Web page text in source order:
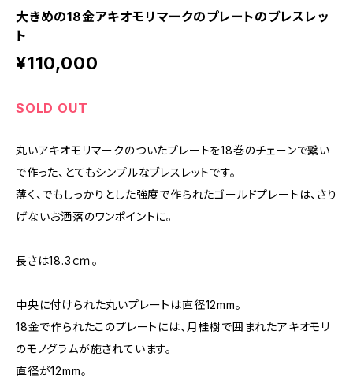
大きめの18金アキオモリマークのプレートのブレスレッ
ト
¥110,000
SOLD OUT
丸いアキオモリマークのついたプレートを18巻のチェーンで繋い
で作った、とてもシンプルなブレスレットです。
薄く、でもしっかりとした強度で作られたゴールドプレートは、さり
げないお洒落のワンポイントに。
長さは18.3ｃｍ。
中央に付けられた丸いプレートは直径12mm。
18金で作られたこのプレートには、月桂樹で囲まれたアキオモリ
のモノグラムが施されています。
直径が12mm。